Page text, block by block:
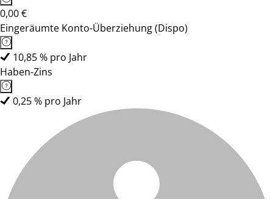
0,00 €
Eingeräumte Konto-Überziehung (Dispo)
10,85 % pro Jahr
Haben-Zins
0,25 % pro Jahr